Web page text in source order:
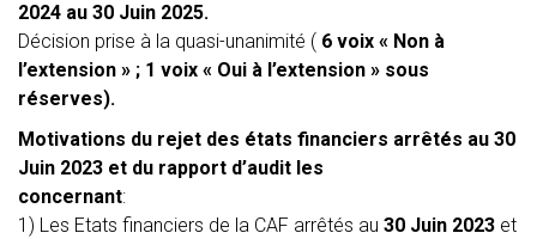
2024 au 30 Juin 2025.
Décision prise à la quasi-unanimité ( 6 voix « Non à
l’extension » ; 1 voix « Oui à l’extension » sous
réserves).
Motivations du rejet des états financiers arrêtés au 30
Juin 2023 et du rapport d’audit les
concernant:
1) Les Etats financiers de la CAF arrêtés au 30 Juin 2023 et